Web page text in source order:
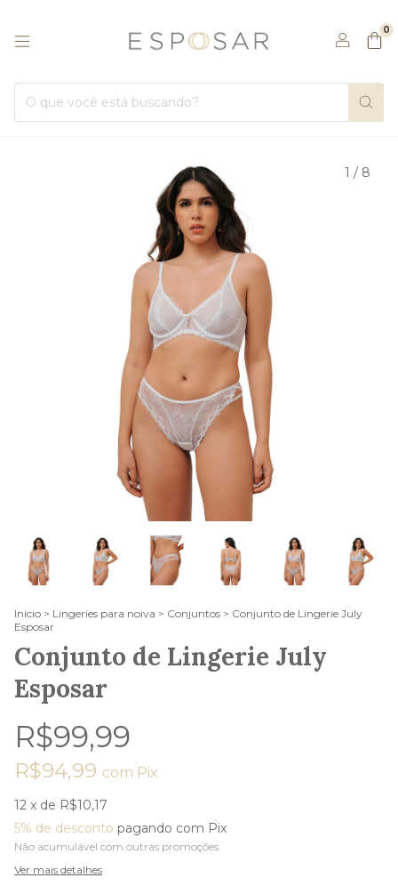
0
1 / 8
Início > Lingeries para noiva > Conjuntos > Conjunto de Lingerie July
Esposar
Conjunto de Lingerie July
Esposar
R$99,99
R$94,99 com Pix
12 x de R$10,17
5% de desconto pagando com Pix
Não acumulável com outras promoções
Ver mais detalhes